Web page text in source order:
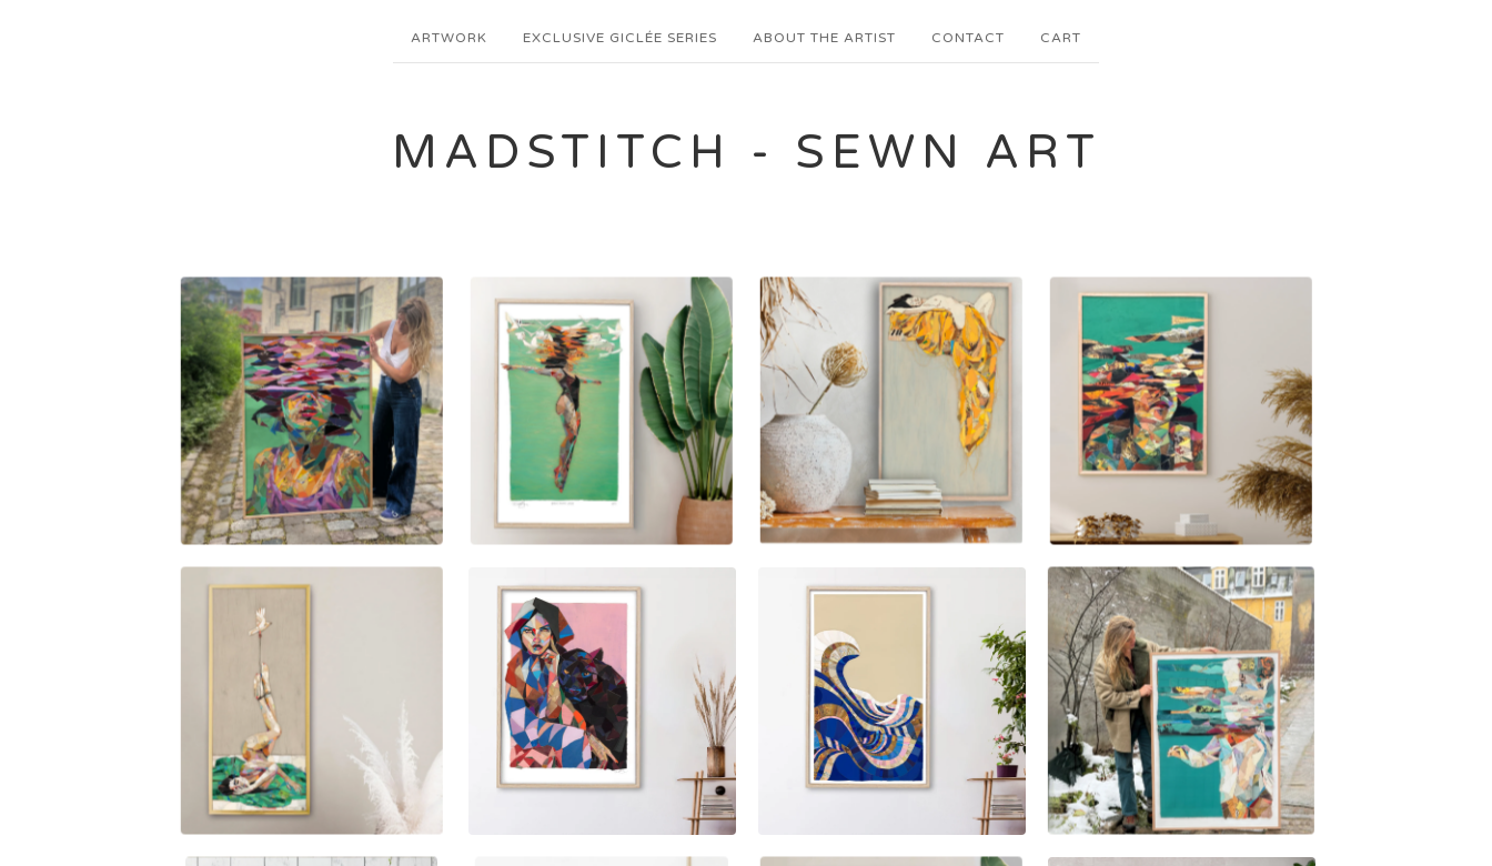
ARTWORK EXCLUSIVE GICLÉE SERIES ABOUT THE ARTIST CONTACT CART
MADSTITCH - SEWN ART
6.000,00kr
2.400,00kr
6.000,00
4.200,00
3.800,00kr
2.400,00kr